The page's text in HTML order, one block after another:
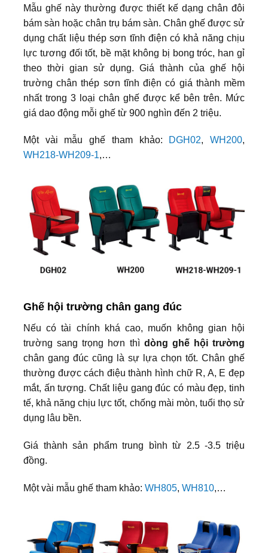
Mẫu ghế này thường được thiết kế dạng chân đôi
bám sàn hoặc chân trụ bám sàn. Chân ghế được sử
dụng chất liệu thép sơn tĩnh điện có khả năng chịu
lực tương đối tốt, bề mặt không bị bong tróc, han gỉ
theo thời gian sử dụng. Giá thành của ghế hội
trường chân thép sơn tĩnh điện có giá thành mềm
nhất trong 3 loại chân ghế được kể bên trên. Mức
giá dao động mỗi ghế từ 900 nghìn đến 2 triệu.
Một vài mẫu ghế tham khảo: DGH02,WH200,
WH218-WH209-1,…
Ghế hội trường chân gang đúc
Nếu có tài chính khá cao, muốn không gian hội
trường sang trọng hơn thì dòng ghế hội trường
chân gang đúc cũng là sự lựa chọn tốt. Chân ghế
thường được cách điệu thành hình chữ R, A, E đẹp
mắt, ấn tượng. Chất liệu gang đúc có màu đẹp, tinh
tế, khả năng chịu lực tốt, chống mài mòn, tuổi thọ sử
dụng lâu bền.
Giá thành sản phẩm trung bình từ 2.5 -3.5 triệu
đồng.
Một vài mẫu ghế tham khảo: WH805, WH810,…